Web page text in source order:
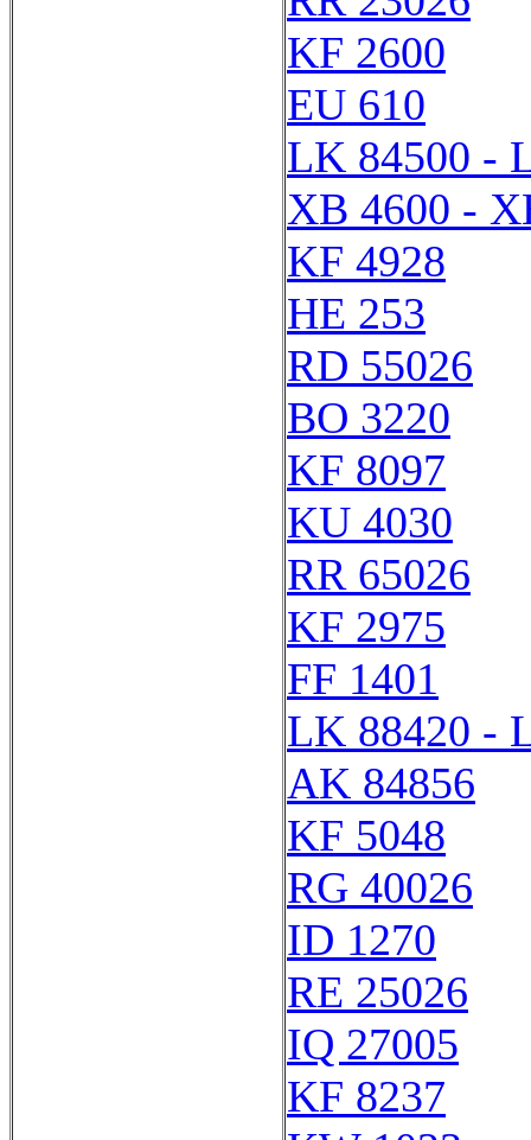
KF 2600
EU 610
LK 84500 -
XB 4600 -
KF 4928
HE 253
RD 55026
BO 3220
KF 8097
KU 4030
RR 65026
KF 2975
FF 1401
LK 88420 -
AK 84856
KF 5048
RG 40026
ID 1270
RE 25026
IQ 27005
KF 8237